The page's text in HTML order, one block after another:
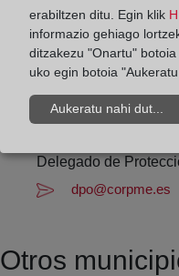
Datos de contacto:
(977) 25 20 38
Datos del Registrador:
Delegado de
dpo@corpme.es
Otros
erabiltzen ditu. Egin klik
informazio gehiago
ditzakezu "Onartu"
uko egin botoia
Aukeratu nahi dut...